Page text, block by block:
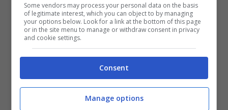
Passò alla Tyrrell dove ottenne scarsi
risultati, prima di far ritorno alla Lotus nel
1978. Ma il rapporto con Colin Chapman
non decollò mai. Fu relegato a seconda
guida e alla fine, col peggiorare della
situazione, decise di firmare con McLaren
Some vendors may process your personal data on the basis
of legitimate interest, which you can object to by managing
your options below. Look for a link at the bottom of this page
or in the site menu to manage or withdraw consent in privacy
and cookie settings.
Consent
Manage options